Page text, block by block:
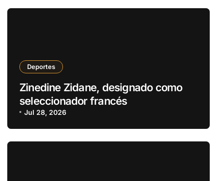
Deportes
Zinedine Zidane, designado como
seleccionador francés
Jul 28, 2026